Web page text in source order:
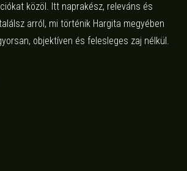
közöl. Itt naprakész, releváns és
arról, mi történik Hargita megyében
objektíven és felesleges zaj nélkül.